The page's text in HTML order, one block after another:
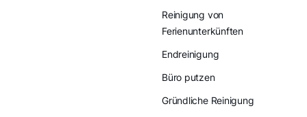
Reinigung von
Ferienunterkünften
Endreinigung
Büro putzen
Gründliche Reinigung